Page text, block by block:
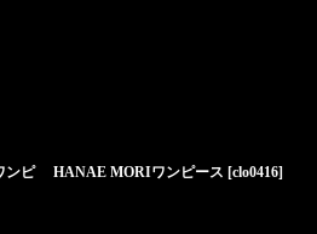
ンピ
HANAE MORIワンピース [clo0416]